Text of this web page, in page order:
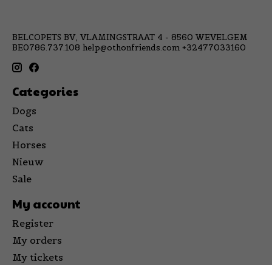
BELCOPETS BV, VLAMINGSTRAAT 4 - 8560 WEVELGEM
BE0786.737.108 help@othonfriends.com +32477033160
Categories
Dogs
Cats
Horses
Nieuw
Sale
My account
Register
My orders
My tickets